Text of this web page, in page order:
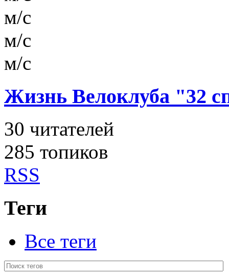
м/с
м/с
м/с
Жизнь Велоклуба "32
30 читателей
285 топиков
RSS
Теги
Все теги